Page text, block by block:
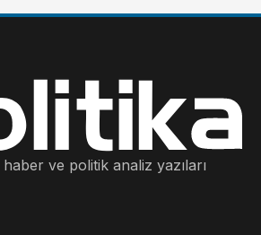
ve politik analiz yazıları